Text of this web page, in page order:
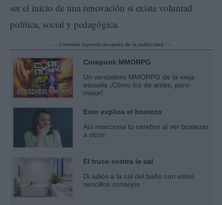
ser el inicio de una renovación si existe voluntad
política, social y pedagógica.
- - - Continúa leyendo después de la publicidad - - -
Corepunk MMORPG
Un verdadero MMORPG de la vieja
escuela ¡Cómo los de antes, pero
mejor!
Esto explica el bostezo
Así reacciona tu cerebro al ver bostezar
a otros
El truco contra la cal
Di adiós a la cal del baño con estos
sencillos consejos